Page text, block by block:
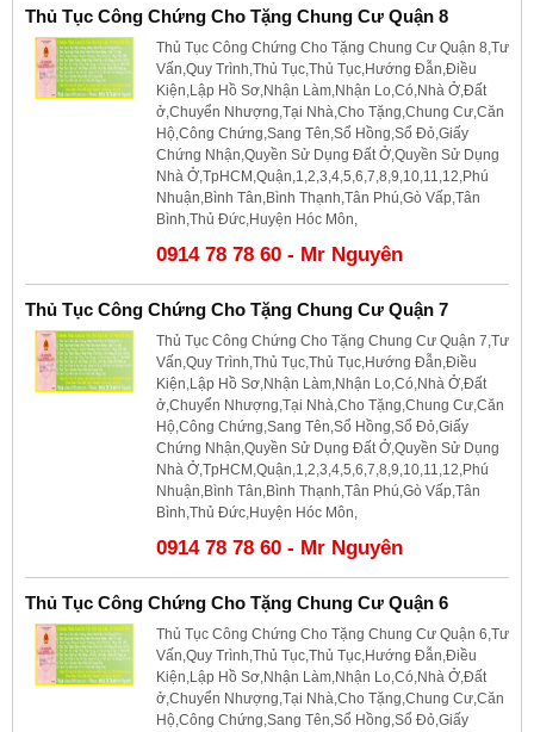
Thủ Tục Công Chứng Cho Tặng Chung Cư Quận 8
Thủ Tục Công Chứng Cho Tặng Chung Cư Quận 8,Tư
Vấn,Quy Trình,Thủ Tục,Thủ Tục,Hướng Đẫn,Điều
Kiện,Lập Hồ Sơ,Nhận Làm,Nhận Lo,Có,Nhà Ở,Đất
ở,Chuyển Nhượng,Tại Nhà,Cho Tặng,Chung Cư,Căn
Hộ,Công Chứng,Sang Tên,Sổ Hồng,Sổ Đỏ,Giấy
Chứng Nhận,Quyền Sử Dụng Đất Ở,Quyền Sử Dụng
Nhà Ở,TpHCM,Quận,1,2,3,4,5,6,7,8,9,10,11,12,Phú
Nhuận,Bình Tân,Bình Thạnh,Tân Phú,Gò Vấp,Tân
Bình,Thủ Đức,Huyện Hóc Môn,
0914 78 78 60 - Mr Nguyên
Thủ Tục Công Chứng Cho Tặng Chung Cư Quận 7
Thủ Tục Công Chứng Cho Tặng Chung Cư Quận 7,Tư
Vấn,Quy Trình,Thủ Tục,Thủ Tục,Hướng Đẫn,Điều
Kiện,Lập Hồ Sơ,Nhận Làm,Nhận Lo,Có,Nhà Ở,Đất
ở,Chuyển Nhượng,Tại Nhà,Cho Tặng,Chung Cư,Căn
Hộ,Công Chứng,Sang Tên,Sổ Hồng,Sổ Đỏ,Giấy
Chứng Nhận,Quyền Sử Dụng Đất Ở,Quyền Sử Dụng
Nhà Ở,TpHCM,Quận,1,2,3,4,5,6,7,8,9,10,11,12,Phú
Nhuận,Bình Tân,Bình Thạnh,Tân Phú,Gò Vấp,Tân
Bình,Thủ Đức,Huyện Hóc Môn,
0914 78 78 60 - Mr Nguyên
Thủ Tục Công Chứng Cho Tặng Chung Cư Quận 6
Thủ Tục Công Chứng Cho Tặng Chung Cư Quận 6,Tư
Vấn,Quy Trình,Thủ Tục,Thủ Tục,Hướng Đẫn,Điều
Kiện,Lập Hồ Sơ,Nhận Làm,Nhận Lo,Có,Nhà Ở,Đất
ở,Chuyển Nhượng,Tại Nhà,Cho Tặng,Chung Cư,Căn
Hộ,Công Chứng,Sang Tên,Sổ Hồng,Sổ Đỏ,Giấy